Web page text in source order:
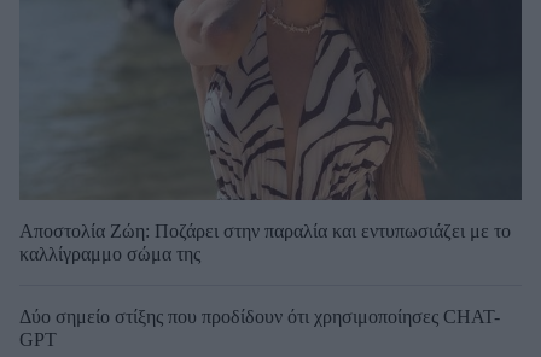
Αποστολία Ζώη: Ποζάρει στην παραλία και εντυπωσιάζει με το
καλλίγραμμο σώμα της
Δύο σημείο στίξης που προδίδουν ότι χρησιμοποίησες CHAT-
GPT